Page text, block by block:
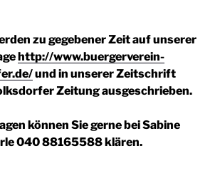
zu gegebener Zeit auf unserer
http://www.buergerverein-
und in unserer Zeitschrift
Zeitung ausgeschrieben.
können Sie gerne bei Sabine
040 88165588 klären.